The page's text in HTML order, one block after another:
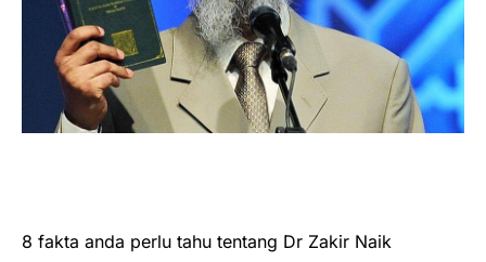
8 fakta anda perlu tahu tentang Dr Zakir Naik